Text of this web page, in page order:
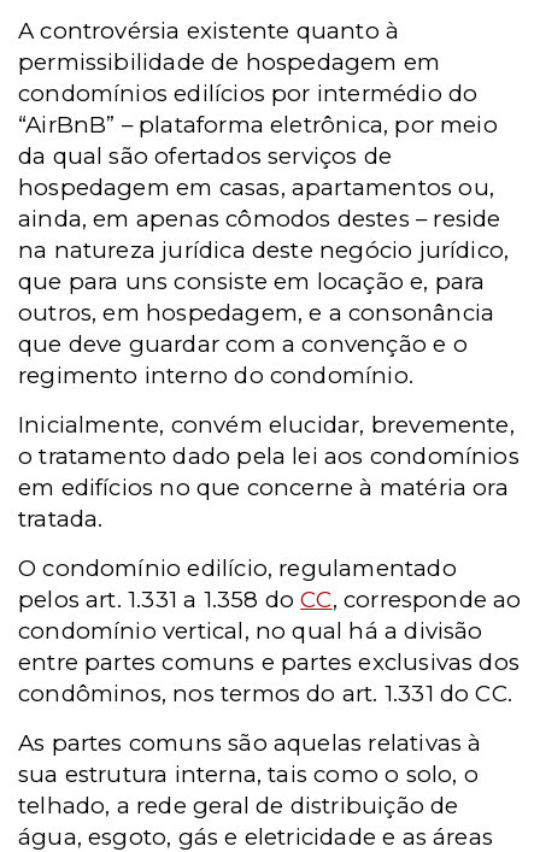
A controvérsia existente quanto à
permissibilidade de hospedagem em
condomínios edilícios por intermédio do
“AirBnB” – plataforma eletrônica, por meio
da qual são ofertados serviços de
hospedagem em casas, apartamentos ou,
ainda, em apenas cômodos destes – reside
na natureza jurídica deste negócio jurídico,
que para uns consiste em locação e, para
outros, em hospedagem, e a consonância
que deve guardar com a convenção e o
regimento interno do condomínio.
Inicialmente, convém elucidar, brevemente,
o tratamento dado pela lei aos condomínios
em edifícios no que concerne à matéria ora
tratada.
O condomínio edilício, regulamentado
pelos art. 1.331 a 1.358 doCC, corresponde ao
condomínio vertical, no qual há a divisão
entre partes comuns e partes exclusivas dos
condôminos, nos termos do art. 1.331 do CC.
As partes comuns são aquelas relativas à
sua estrutura interna, tais como o solo, o
telhado, a rede geral de distribuição de
água, esgoto, gás e eletricidade e as áreas